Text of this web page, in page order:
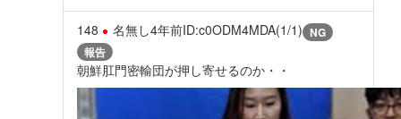
148 名無し4年前ID:c0ODM4MDA(1/1) NG
報告
朝鮮肛門密輸団が押し寄せるのか・・